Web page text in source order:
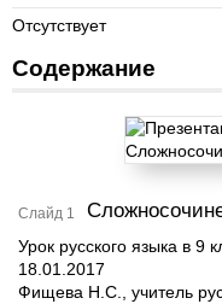
Отсутствует
Содержание
Слайд 1
Урок русского языка в 9
18.01.2017
Фищева Н.С., учитель